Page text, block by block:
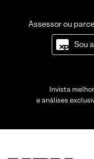
Assessor ou
Sou
Invista
e análises